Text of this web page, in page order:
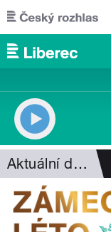
Přejít k hlavnímu
Aktuální dění